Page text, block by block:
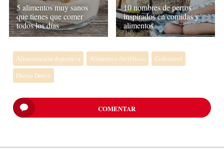
5 alimentos muy sanos
que tienes que comer
todos los días
10 nombres de perros
inspirados en comidas y
alimentos
Alimentación deportiva Alimentos dietéticos
Colesterol
Dietas Detox
COMENTAR